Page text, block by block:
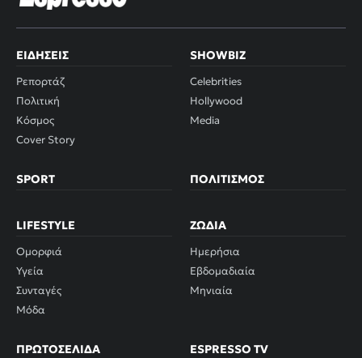
ΕΙΔΉΣΕΙΣ
Ρεπορτάζ
Πολιτική
Κόσμος
Cover Story
SHOWBIZ
Celebrities
Hollywood
Media
SPORT ΠΟΛΙΤΙΣΜΌΣ
LIFESTYLE
Ομορφιά
Υγεία
Συνταγές
Μόδα
ΖΏΔΙΑ
Ημερήσια
Εβδομαδιαία
Μηνιαία
ΠΡΩΤΟΣΈΛΙΔΑ ESPRESSO TV